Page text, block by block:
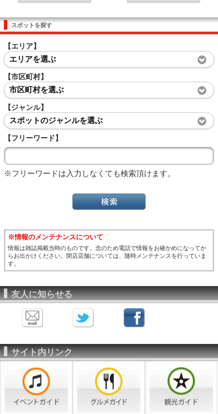
スポットを探す
【エリア】
エリアを選ぶ
【市区町村】
市区町村を選ぶ
【ジャンル】
スポットのジャンルを選ぶ
【フリーワード】
※フリーワードは入力しなくても検索頂けます。
※情報のメンテナンスについて
情報は雑誌掲載当時のものです。念のため電話で情報をお確かめになってか
らお出かけください。閉店店舗については、随時メンテナンスを行っていま
す。
友人に知らせる
サイト内リンク